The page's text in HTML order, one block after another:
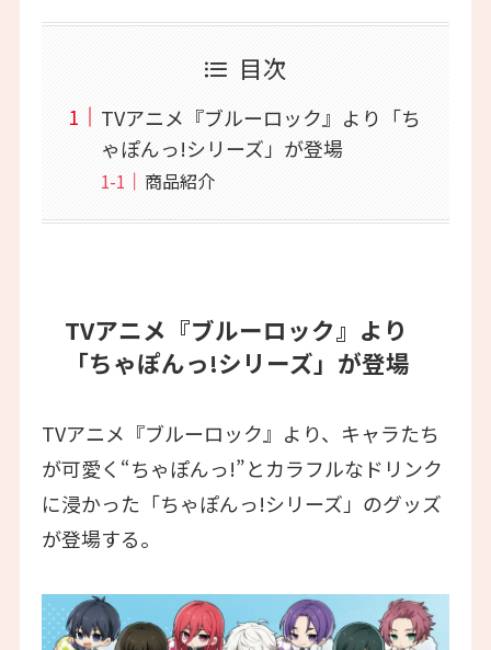
目次
TVアニメ『ブルーロック』より「ち
ゃぽんっ!シリーズ」が登場
商品紹介
TVアニメ『ブルーロック』より
「ちゃぽんっ!シリーズ」が登場
TVアニメ『ブルーロック』より、キャラたち
が可愛く“ちゃぽんっ!”とカラフルなドリンク
に浸かった「ちゃぽんっ!シリーズ」のグッズ
が登場する。